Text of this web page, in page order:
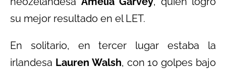
su mejor resultado en el LET.
En solitario, en tercer lugar estaba la
irlandesa Lauren Walsh, con 10 golpes bajo